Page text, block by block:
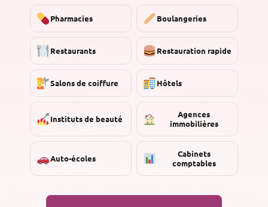
Pharmacies Boulangeries
Restaurants Restauration rapide
Salons de coiffure Hôtels
Instituts de beauté
Agences
immobilières
Auto-écoles
Cabinets
comptables